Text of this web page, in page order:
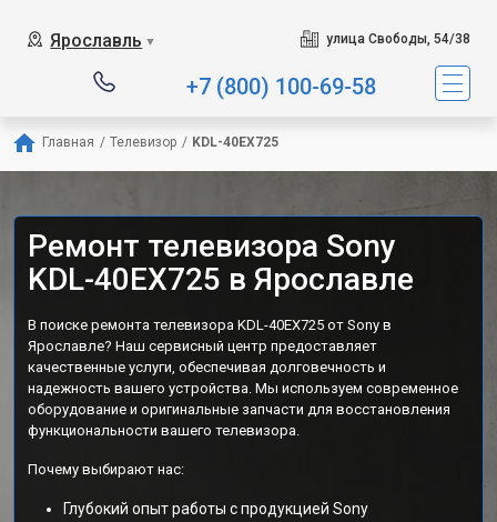
Ярославль ▼ улица Свободы, 54/38
+7 (800) 100-69-58
Главная / Телевизор / KDL-40EX725
Ремонт телевизора Sony
KDL-40EX725 в Ярославле
В поиске ремонта телевизора KDL-40EX725 от Sony в
Ярославле? Наш сервисный центр предоставляет
качественные услуги, обеспечивая долговечность и
надежность вашего устройства. Мы используем современное
оборудование и оригинальные запчасти для восстановления
функциональности вашего телевизора.
Почему выбирают нас:
Глубокий опыт работы с продукцией Sony